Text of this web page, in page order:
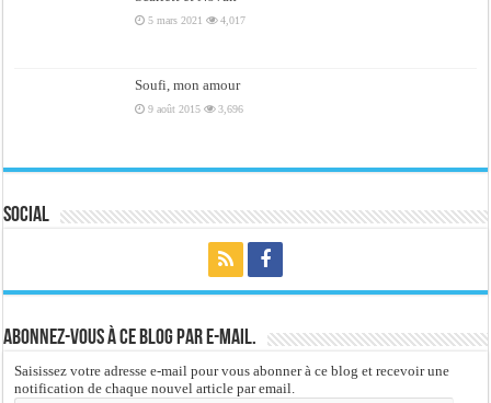
5 mars 2021 4,017
Soufi, mon amour
9 août 2015 3,696
Social
Abonnez-vous à ce blog par e-mail.
Saisissez votre adresse e-mail pour vous abonner à ce blog et recevoir une
notification de chaque nouvel article par email.